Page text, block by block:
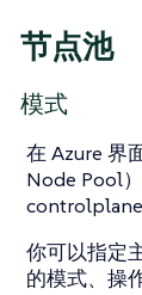
节点池
模式
在 Azure 界
Node Pool
你可以指定
的模式、操